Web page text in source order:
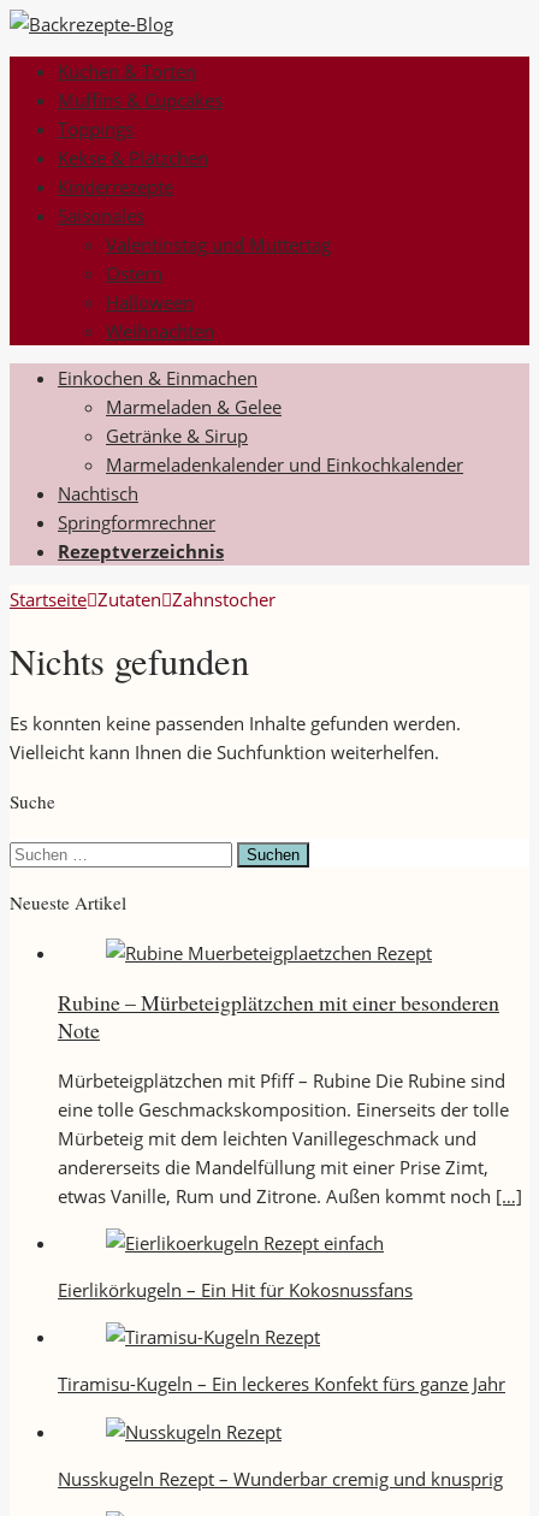
Kuchen & Torten
Muffins & Cupcakes
Toppings
Kekse & Plätzchen
Kinderrezepte
Saisonales
Valentinstag und Muttertag
Ostern
Halloween
Weihnachten
Einkochen & Einmachen
Marmeladen & Gelee
Getränke & Sirup
Marmeladenkalender und Einkochkalender
Nachtisch
Springformrechner
Rezeptverzeichnis
Startseite Zutaten Zahnstocher
Nichts gefunden
Es konnten keine passenden Inhalte gefunden werden.
Vielleicht kann Ihnen die Suchfunktion weiterhelfen.
Suche
Suchen
Neueste Artikel
Rubine – Mürbeteigplätzchen mit einer besonderen
Note
Mürbeteigplätzchen mit Pfiff – Rubine Die Rubine sind
eine tolle Geschmackskomposition. Einerseits der tolle
Mürbeteig mit dem leichten Vanillegeschmack und
andererseits die Mandelfüllung mit einer Prise Zimt,
etwas Vanille, Rum und Zitrone. Außen kommt noch […]
Eierlikörkugeln – Ein Hit für Kokosnussfans
Tiramisu-Kugeln – Ein leckeres Konfekt fürs ganze Jahr
Nusskugeln Rezept – Wunderbar cremig und knusprig